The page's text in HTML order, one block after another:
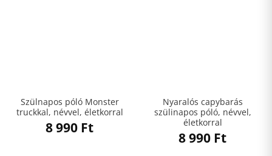
Szülnapos póló Monster
truckkal, névvel, életkorral
8 990 Ft
Nyaralós capybarás
szülinapos póló, névvel,
életkorral
8 990 Ft